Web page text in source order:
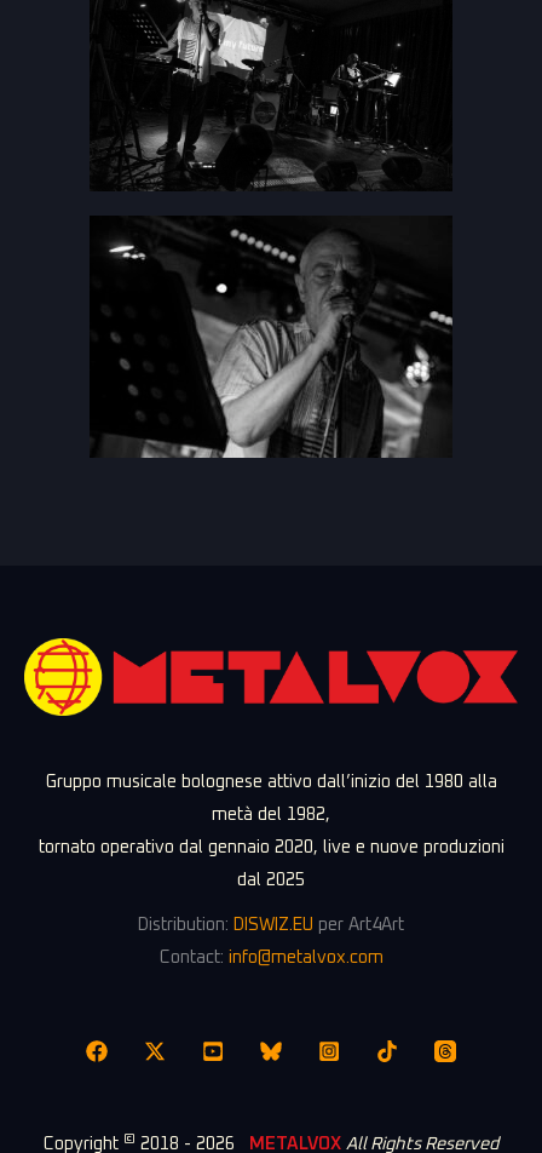
Gruppo musicale bolognese attivo dall’inizio del 1980 alla
metà del 1982,
tornato operativo dal gennaio 2020, live e nuove produzioni
dal 2025
Distribution: DISWIZ.EU per Art4Art
Contact: info@metalvox.com
Copyright © 2018 - 2026 METALVOX All Rights Reserved